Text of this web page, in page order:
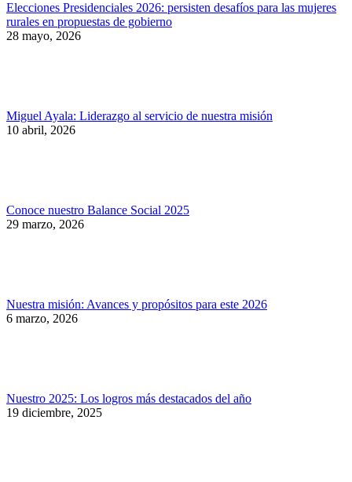
Elecciones Presidenciales 2026: persisten desafíos para las mujeres
rurales en propuestas de gobierno
28 mayo, 2026
Miguel Ayala: Liderazgo al servicio de nuestra misión
10 abril, 2026
Conoce nuestro Balance Social 2025
29 marzo, 2026
Nuestra misión: Avances y propósitos para este 2026
6 marzo, 2026
Nuestro 2025: Los logros más destacados del año
19 diciembre, 2025